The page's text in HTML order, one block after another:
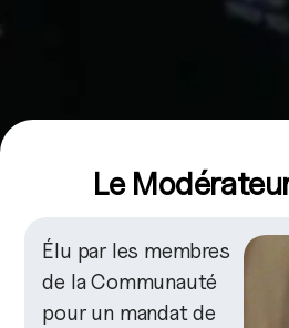
Le
Élu par les membres
de la Communauté
pour un mandat de